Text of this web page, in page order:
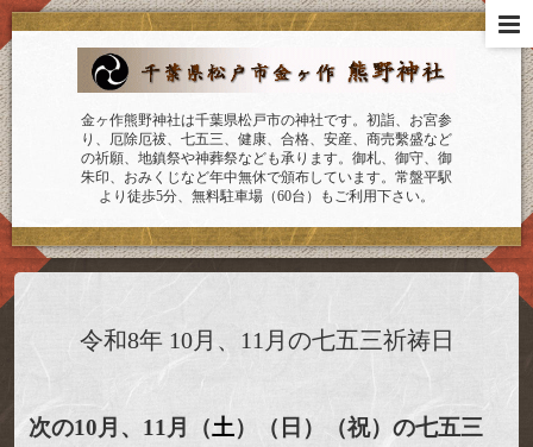
金ヶ作熊野神社は千葉県松戸市の神社です。初詣、お宮参
り、厄除厄祓、七五三、健康、合格、安産、商売繫盛など
の祈願、地鎮祭や神葬祭なども承ります。御札、御守、御
朱印、おみくじなど年中無休で頒布しています。常盤平駅
より徒歩5分、無料駐車場（60台）もご利用下さい。
令和8年 10月、11月の七五三祈祷日
次の10月、11月（土）（日）（祝）の七五三